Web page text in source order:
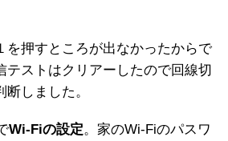
を押すところが出なかったからで
テストはクリアーしたので回線切
しました。
Wi-Fiの設定。家のWi-Fiのパスワ